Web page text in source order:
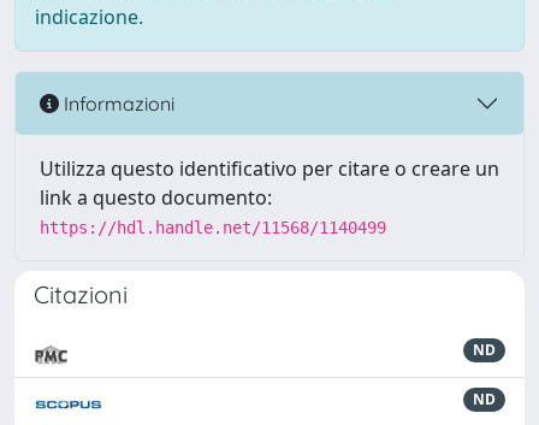
indicazione.
Informazioni
Utilizza questo identificativo per citare o creare un
link a questo documento:
https://hdl.handle.net/11568/1140499
Citazioni
ND
ND